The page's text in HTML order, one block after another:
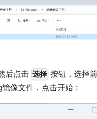
后点击 选择 按钮，选择
像文件，点击开始：